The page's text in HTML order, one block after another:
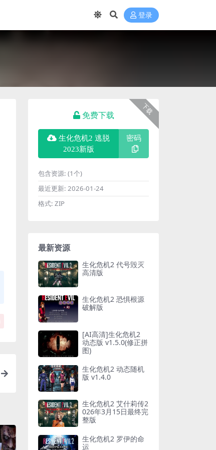
登录
下载
免费下载
生化危机2 逃脱
2023新版
密码
包含资源: (1个)
最近更新: 2026-01-24
格式: ZIP
最新资源
生化危机2 代号毁灭
高清版
生化危机2 恐惧根源
破解版
[AI高清]生化危机2
动态版 v1.5.0(修正拼
图)
生化危机2 动态随机
版 v1.4.0
生化危机2 艾什莉传2
026年3月15日最终完
整版
生化危机2 罗伊的命
运